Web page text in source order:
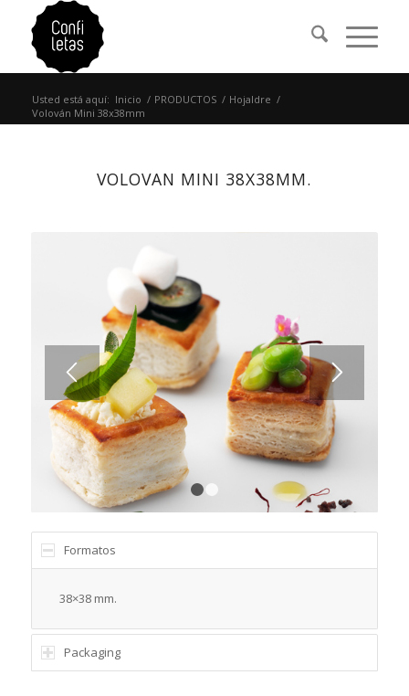
Usted está aquí: Inicio / PRODUCTOS / Hojaldre /
Volován Mini 38x38mm
VOLOVAN MINI 38X38MM.
1 2
Formatos
38×38 mm.
Packaging